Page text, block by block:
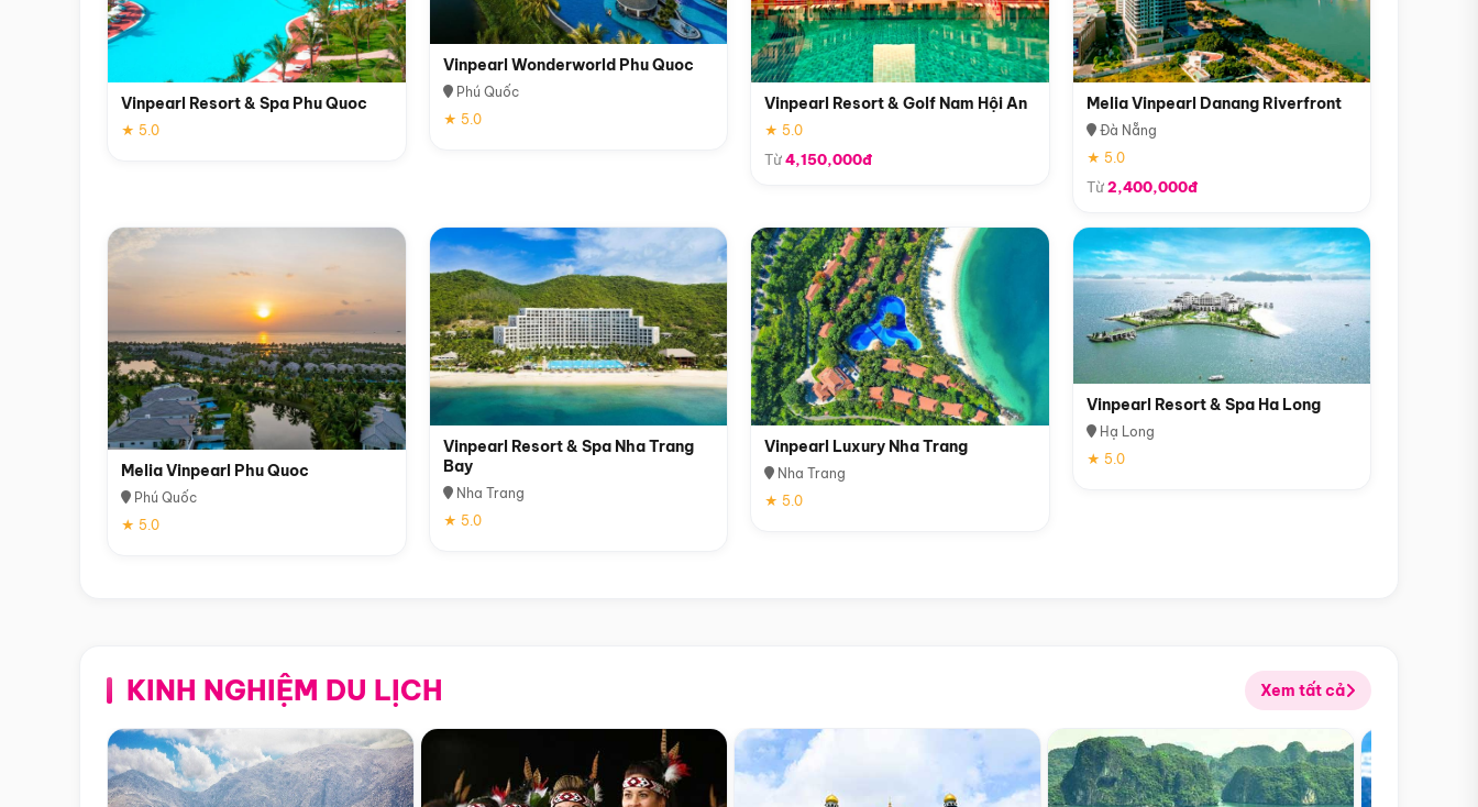
Vinpearl Resort & Spa Phu Quoc
★ 5.0
Vinpearl Wonderworld Phu Quoc
Phú Quốc
★ 5.0
Vinpearl Resort & Golf Nam Hội An
★ 5.0
Từ4,150,000đ
Melia Vinpearl Danang Riverfront
Đà Nẵng
★ 5.0
Từ2,400,000đ
Melia Vinpearl Phu Quoc
Phú Quốc
★ 5.0
Vinpearl Resort & Spa Nha Trang
Bay
Nha Trang
★ 5.0
Vinpearl Luxury Nha Trang
Nha Trang
★ 5.0
Vinpearl Resort & Spa Ha Long
Hạ Long
★ 5.0
KINH NGHIỆM DU LỊCH Xem tất cả